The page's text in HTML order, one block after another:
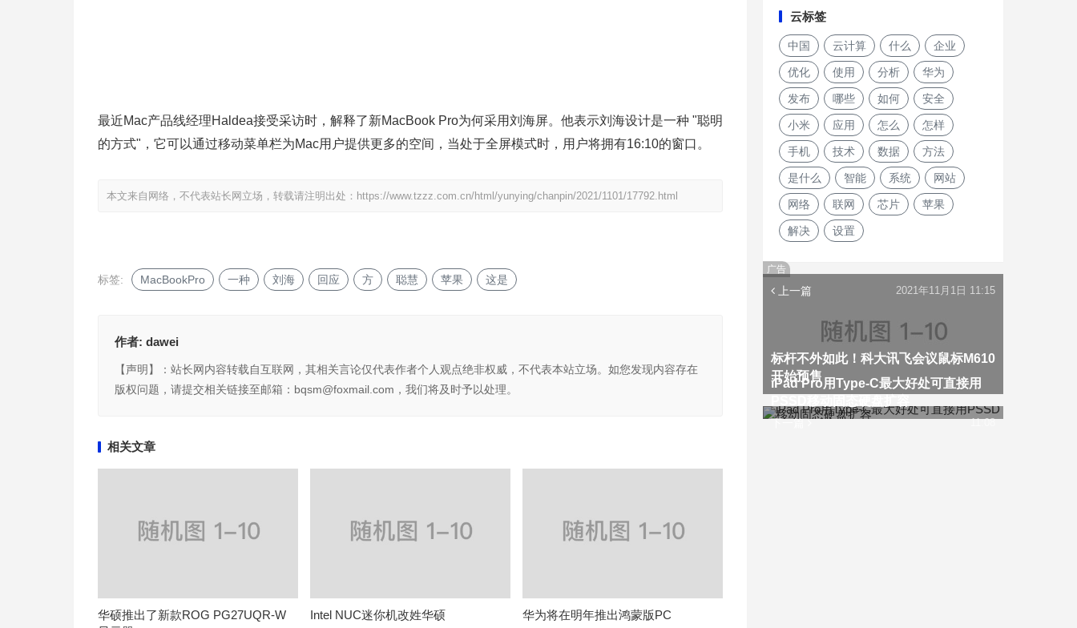
最近Mac产品线经理Haldea接受采访时，解释了新MacBook Pro为何采用刘海屏。他表示刘海设计是一种 "聪明
的方式"，它可以通过移动菜单栏为Mac用户提供更多的空间，当处于全屏模式时，用户将拥有16:10的窗口。
本文来自网络，不代表站长网立场，转载请注明出处： https://www.tzzz.com.cn/html/yunying/chanpin/2021/1101/17792.html
标签: MacBookPro 一种 刘海 回应 方 聪慧 苹果 这是
作者: dawei
【声明】：站长网内容转载自互联网，其相关言论仅代表作者个人观点绝非权威，不代表本站立场。如您发现内容存在
版权问题，请提交相关链接至邮箱：bqsm@foxmail.com，我们将及时予以处理。
相关文章
华硕推出了新款ROG PG27UQR-W
Intel NUC迷你机改姓华硕 华为将在明年推出鸿蒙版PC
云标签
中国 云计算 什么 企业
优化 使用 分析 华为
发布 哪些 如何 安全
小米 应用 怎么 怎样
手机 技术 数据 方法
是什么 智能 系统 网站
网络 联网 芯片 苹果
解决 设置
广告
上一篇
标杆不外如此！科大讯飞会议鼠标M610
开始预售
2021年11月1日 11:15
下一篇
iPad Pro用Type-C最大好处可直接用
11:08